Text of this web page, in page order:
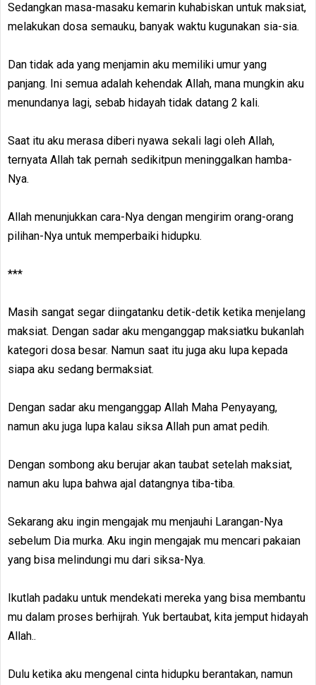
Sedangkan masa-masaku kemarin kuhabiskan untuk maksiat,
melakukan dosa semauku, banyak waktu kugunakan sia-sia.
Dan tidak ada yang menjamin aku memiliki umur yang
panjang. Ini semua adalah kehendak Allah, mana mungkin aku
menundanya lagi, sebab hidayah tidak datang 2 kali.
Saat itu aku merasa diberi nyawa sekali lagi oleh Allah,
ternyata Allah tak pernah sedikitpun meninggalkan hamba-
Nya.
Allah menunjukkan cara-Nya dengan mengirim orang-orang
pilihan-Nya untuk memperbaiki hidupku.
***
Masih sangat segar diingatanku detik-detik ketika menjelang
maksiat. Dengan sadar aku menganggap maksiatku bukanlah
kategori dosa besar. Namun saat itu juga aku lupa kepada
siapa aku sedang bermaksiat.
Dengan sadar aku menganggap Allah Maha Penyayang,
namun aku juga lupa kalau siksa Allah pun amat pedih.
Dengan sombong aku berujar akan taubat setelah maksiat,
namun aku lupa bahwa ajal datangnya tiba-tiba.
Sekarang aku ingin mengajak mu menjauhi Larangan-Nya
sebelum Dia murka. Aku ingin mengajak mu mencari pakaian
yang bisa melindungi mu dari siksa-Nya.
Ikutlah padaku untuk mendekati mereka yang bisa membantu
mu dalam proses berhijrah. Yuk bertaubat, kita jemput hidayah
Allah..
Dulu ketika aku mengenal cinta hidupku berantakan, namun